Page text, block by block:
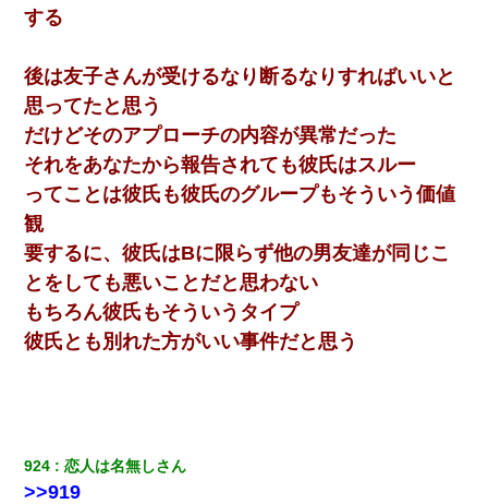
する
後は友子さんが受けるなり断るなりすればいいと
思ってたと思う
だけどそのアプローチの内容が異常だった
それをあなたから報告されても彼氏はスルー
ってことは彼氏も彼氏のグループもそういう価値
観
要するに、彼氏はBに限らず他の男友達が同じこ
とをしても悪いことだと思わない
もちろん彼氏もそういうタイプ
彼氏とも別れた方がいい事件だと思う
924 恋人は名無しさん
>>919